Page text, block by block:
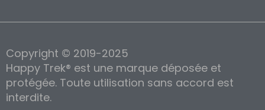
Copyright © 2019-2025
Happy Trek® est une marque déposée et
protégée. Toute utilisation sans accord est
interdite.